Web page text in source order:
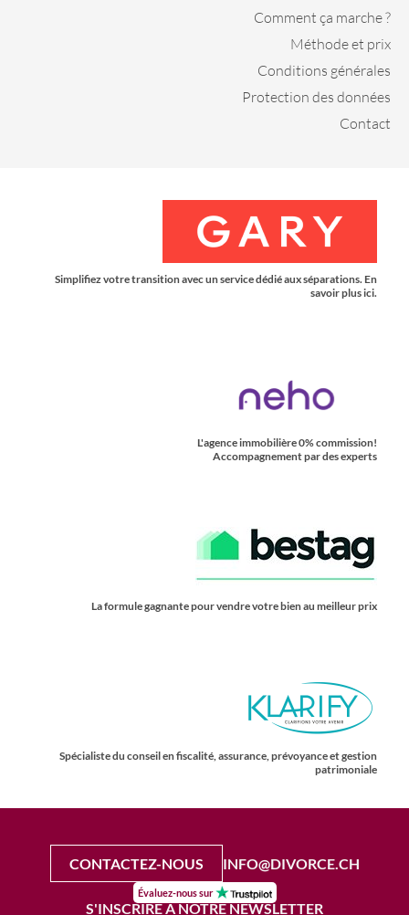
Comment ça marche ?
Méthode et prix
Conditions générales
Protection des données
Contact
Simplifiez votre transition avec un service dédié aux séparations. En
savoir plus ici.
L'agence immobilière 0% commission!
Accompagnement par des experts
La formule gagnante pour vendre votre bien au meilleur prix
Spécialiste du conseil en fiscalité, assurance, prévoyance et gestion
patrimoniale
CONTACTEZ-NOUS INFO@DIVORCE.CH
Évaluez-nous sur
S'INSCRIRE À NOTRE NEWSLETTER